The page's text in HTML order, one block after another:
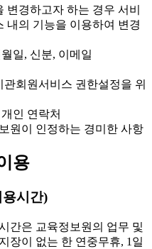
변경하고자 하는 경우 서비
내의 기능을 이용하여 변경
일, 신분, 이메일
회원서비스 권한설정을 위
인 연락처
원이 인정하는 경미한 사항
용
시간)
간은 교육정보원의 업무 및
장이 없는 한 연중무휴, 1일